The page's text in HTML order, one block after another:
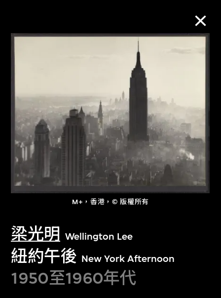
M+，香港，© 版權所有
梁光明 Wellington Lee
紐約午後 New York Afternoon
1950至1960年代
M+藏品
關於M+藏品
探索世界頂級的二十及二十一世紀視覺